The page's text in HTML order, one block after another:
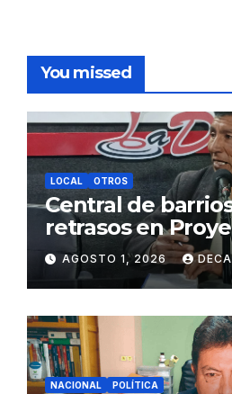
You missed
LOCAL OTROS
Central de
retrasos en
de Agua y
Juliaca
AGOSTO 1, 2026
NACIONAL POLÍTICA